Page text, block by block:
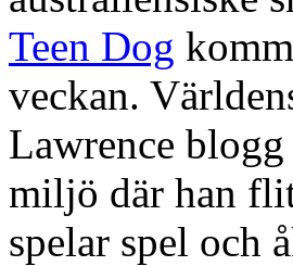
Teen Dog
veckan.
Lawrence
miljö där han
spelar spel och